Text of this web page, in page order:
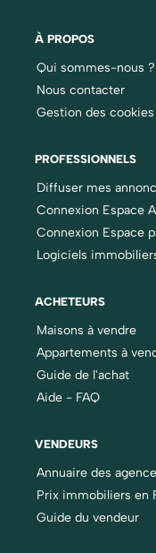
À PROPOS
Qui sommes-nous ?
Nous contacter
Gestion des cookies
PROFESSIONNELS
Diffuser mes
Connexion Espace
Connexion Espace
Logiciels
ACHETEURS
Maisons à vendre
Appartements à
Guide de l'achat
Aide - FAQ
VENDEURS
Annuaire des
Prix immobiliers en
Guide du vendeur